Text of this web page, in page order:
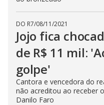
DO R7/08/11/2021
Jojo fica
de R$ 11 mil:
golpe'
Cantora e vencedora do
não acreditou ao receber
Danilo Faro